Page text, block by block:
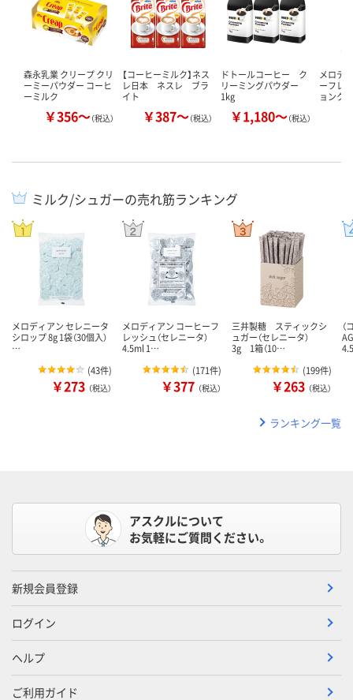
森永乳業 クリープ クリ
ーミーパウダー コーヒ
ーミルク
￥356～（税込）
【コーヒーミルク】ネス
レ日本 ネスレ ブラ
イト
￥387～（税込）
ドトールコーヒー ク
リーミングパウダー
1kg
￥1,180～（税込）
メロデ
ーフレ
ョンク
ミルク/シュガーの売れ筋ランキング
メロディアン セレニータ
シロップ 8g 1袋（30個入）
…
(43件)
￥273 （税込）
メロディアン コーヒーフ
レッシュ（セレニータ）
4.5ml 1…
(171件)
￥377 （税込）
三井製糖 スティックシ
ュガー（セレニータ）
3g 1箱（10…
(199件)
￥263 （税込）
ランキング一覧
アスクルについて
お気軽にご質問ください。
新規会員登録
ログイン
ヘルプ
ご利用ガイド